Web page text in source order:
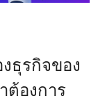
ธุรกิจของ
ต้องการ